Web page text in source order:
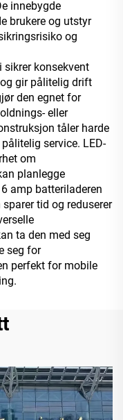
innebygde
brukere og utstyr
og
konsekvent
gir pålitelig drift
den egnet for
eller
tåler harde
service. LED-
om
planlegge
amp batteriladeren
tid og reduserer
ta den med seg
seg for
perfekt for mobile